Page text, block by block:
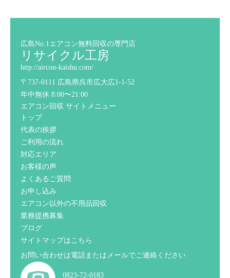
広島No.1エアコン無料回収の専門店
リサイクル工房
http://aircon-kaishu.com/
〒737-0111 広島県呉市広大広1-1-52
年中無休 8:00〜21:00
エアコン回収 サイトメニュー
トップ
代表の挨拶
ご利用の流れ
対応エリア
お客様の声
よくあるご質問
お申し込み
エアコン以外の不用品回収
業務提携募集
ブログ
サイトマップはこちら
お問い合わせは電話またはメールでご連絡ください
0823-72-0183